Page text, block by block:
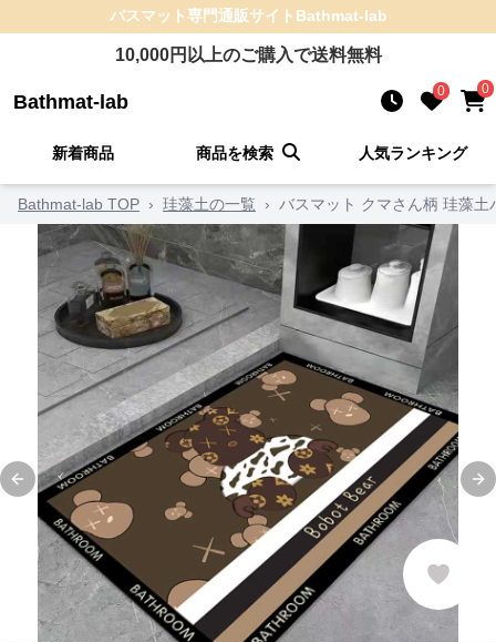
バスマット専門通販サイト Bathmat-lab
10,000円以上のご購入で送料無料
Bathmat-lab 0 0
新着商品 商品を検索 人気ランキング
Bathmat-lab TOP › 珪藻土の一覧 › バスマット クマさん柄 珪藻土
Previous slide